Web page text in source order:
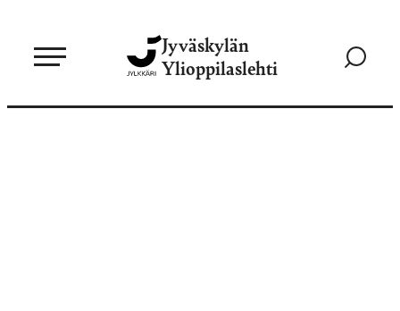
sisältöön
Jyväskylän
Ylioppilaslehti
Siirry